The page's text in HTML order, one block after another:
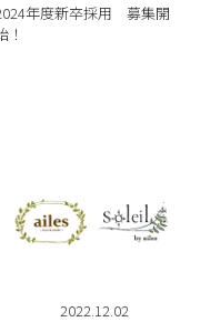
年度新卒採用 募集開
！
2022.12.02